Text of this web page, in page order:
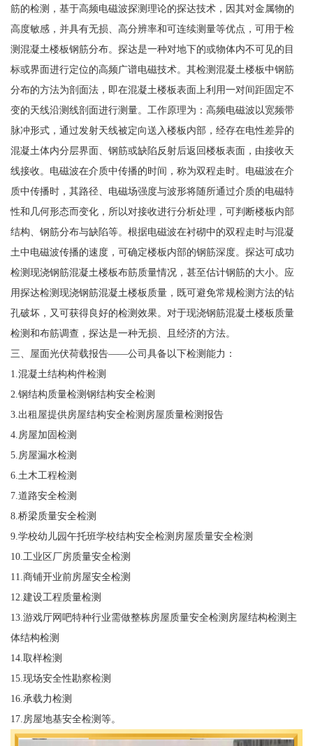
筋的检测，基于高频电磁波探测理论的探达技术，因其对金属物的
高度敏感，并具有无损、高分辨率和可连续测量等优点，可用于检
测混凝土楼板钢筋分布。探达是一种对地下的或物体内不可见的目
标或界面进行定位的高频广谱电磁技术。其检测混凝土楼板中钢筋
分布的方法为剖面法，即在混凝土楼板表面上利用一对间距固定不
变的天线沿测线剖面进行测量。工作原理为：高频电磁波以宽频带
脉冲形式，通过发射天线被定向送入楼板内部，经存在电性差异的
混凝土体内分层界面、钢筋或缺陷反射后返回楼板表面，由接收天
线接收。电磁波在介质中传播的时间，称为双程走时。电磁波在介
质中传播时，其路径、电磁场强度与波形将随所通过介质的电磁特
性和几何形态而变化，所以对接收进行分析处理，可判断楼板内部
结构、钢筋分布与缺陷等。根据电磁波在衬砌中的双程走时与混凝
土中电磁波传播的速度，可确定楼板内部的钢筋深度。探达可成功
检测现浇钢筋混凝土楼板布筋质量情况，甚至估计钢筋的大小。应
用探达检测现浇钢筋混凝土楼板质量，既可避免常规检测方法的钻
孔破坏，又可获得良好的检测效果。对于现浇钢筋混凝土楼板质量
检测和布筋调查，探达是一种无损、且经济的方法。
三、屋面光伏荷载报告——公司具备以下检测能力：
1.混凝土结构构件检测
2.钢结构质量检测钢结构安全检测
3.出租屋提供房屋结构安全检测房屋质量检测报告
4.房屋加固检测
5.房屋漏水检测
6.土木工程检测
7.道路安全检测
8.桥梁质量安全检测
9.学校幼儿园午托班学校结构安全检测房屋质量安全检测
10.工业区厂房质量安全检测
11.商铺开业前房屋安全检测
12.建设工程质量检测
13.游戏厅网吧特种行业需做整栋房屋质量安全检测房屋结构检测主
体结构检测
14.取样检测
15.现场安全性勘察检测
16.承载力检测
17.房屋地基安全检测等。